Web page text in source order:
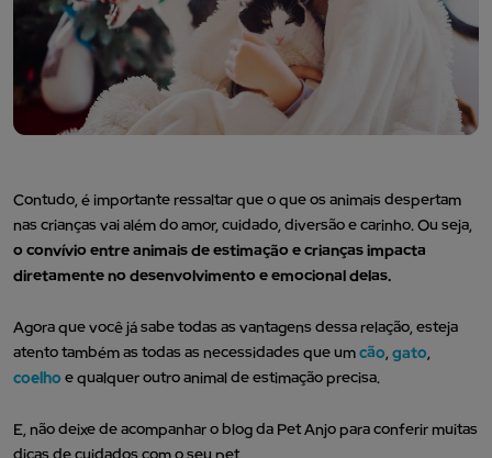
Contudo, é importante ressaltar que o que os animais despertam
nas crianças vai além do amor, cuidado, diversão e carinho. Ou seja,
o convívio entre animais de estimação e crianças impacta
diretamente no desenvolvimento e emocional delas.
Agora que você já sabe todas as vantagens dessa relação, esteja
atento também as todas as necessidades que umcão,gato,
coelho e qualquer outro animal de estimação precisa.
E, não deixe de acompanhar o blog da Pet Anjo para conferir muitas